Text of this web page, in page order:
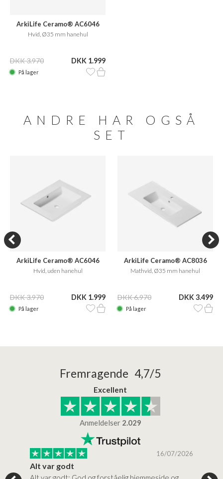
ArkiLife Ceramo® AC6046
Hvid, Ø35 mm hanehul
DKK 3.970 DKK 1.999
På lager
ANDRE HAR OGSÅ
SET
ArkiLife Ceramo® AC6046
Hvid, uden hanehul
DKK 3.970 DKK 1.999
På lager
ArkiLife Ceramo® AC8036
Mathvid, Ø35 mm hanehul
DKK 6.970 DKK 3.499
På lager
Fremragende 4,7/5
Excellent
Anmeldelser 2.029
16/07/2026
Alt var godt